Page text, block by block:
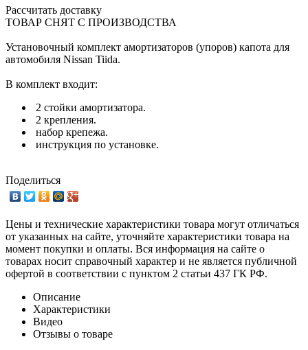
Рассчитать доставку
ТОВАР СНЯТ С ПРОИЗВОДСТВА
Установочный комплект амортизаторов (упоров) капота для
автомобиля Nissan Tiida.
В комплект входит:
2 стойки амортизатора.
2 крепления.
набор крепежа.
инструкция по установке.
Поделиться
Цены и технические характеристики товара могут отличаться
от указанных на сайте, уточняйте характеристики товара на
момент покупки и оплаты. Вся информация на сайте о
товарах носит справочный характер и не является публичной
офертой в соответствии с пунктом 2 статьи 437 ГК РФ.
Описание
Характеристики
Видео
Отзывы о товаре